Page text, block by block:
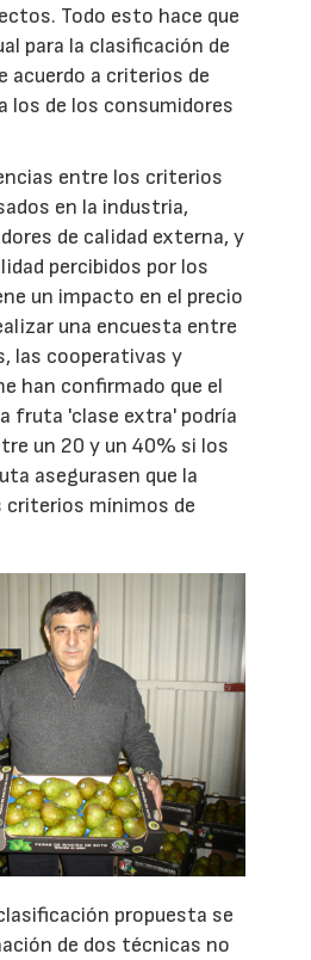
Todo esto hace que
para la clasificación de
acuerdo a criterios de
los de los consumidores
entre los criterios
en la industria,
de calidad externa, y
percibidos por los
un impacto en el precio
una encuesta entre
las cooperativas y
han confirmado que el
fruta 'clase extra' podría
un 20 y un 40% si los
asegurasen que la
criterios mínimos de
propuesta se
de dos técnicas no